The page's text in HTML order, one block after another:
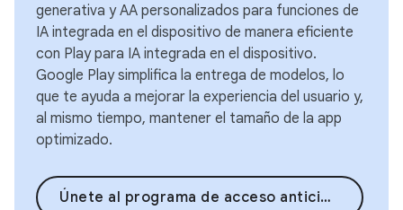
generativa y AA personalizados para funciones de
IA integrada en el dispositivo de manera eficiente
con Play para IA integrada en el dispositivo.
Google Play simplifica la entrega de modelos, lo
que te ayuda a mejorar la experiencia del usuario y,
al mismo tiempo, mantener el tamaño de la app
optimizado.
Únete al programa de acceso anticipado